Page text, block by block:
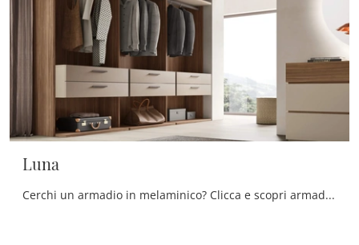
Luna
Cerchi un armadio in melaminico? Clicca e scopri armadi cabine armadio con ante scorrevoli di Maronese.